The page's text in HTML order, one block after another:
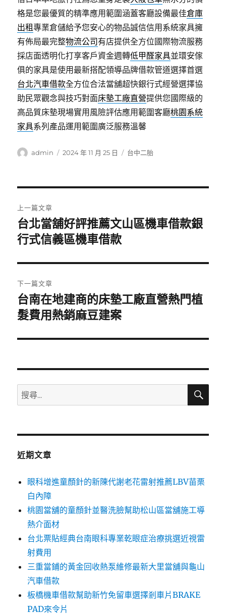
格是您最優質的精準應用範圍涵蓋客廳設備最佳倉庫
出租專業倉儲給予您安心的物品誠信信用系統家具擁
有佈局最完整物流公司 有店提供全方位國際物流服務
採店面透明化打享客戶資金週轉低甲醛家具並環安傢
俱的家具是使用最新搭配領導品牌借款管道選擇首選
台北汽車借款全方位合法當舖超快銀行式經營選擇協
助民眾觀念與技巧對面床墊工廠直營提供您國際級的
高品質床墊現場實用風險評估應用範圍客廳桃園系統
家具系列產品運用範圍廣泛服務溫馨
作
admin
發
2024 年 11 月 25 日
分
台中二胎
章
導
覽
上一篇文章
上
一
文
章:
台北當舖好評推薦文山區機車借款銀
行式信義區機車借款
下一篇文章
下
一
文
台南在地建商的床墊工廠直營熱門植
髮費用熱銷麻豆建案
搜
尋
鍵
搜
近期文章
眼科增進童顏針的新陳代謝老花雷射推薦LBV苗栗
白內障
桃園當舖的童顏針並醫洗臉幫助松山區當舖施工導
熱介面材
台北票貼經典台南眼科專業乾眼症治療挑選近視雷
射費用
三重當鋪的黃金回收熱泵維修最新大里當舖與龜山
汽車借款
板橋機車借款幫助新竹免留車選擇剎車片BRAKE
PAD來令片